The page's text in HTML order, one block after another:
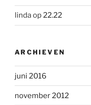
lindaop22.22
ARCHIEVEN
juni 2016
november 2012